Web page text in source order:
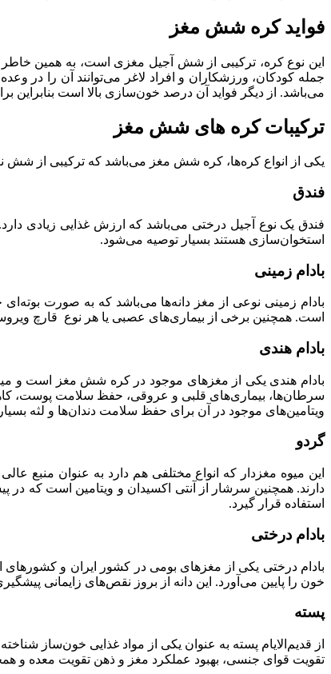
فواید کره شش مغز
این نوع کره، ترکیبی از شش آجیل مغزی است، به همین خاطر
جمله کودکان، ورزشکاران و افراد لاغر می‌توانند آن را در
می‌باشد. از دیگر فواید آن درصد خون‌سازی بالا است
ترکیبات کره های شش مغز
یکی از انواع کره‌ها، کره شش مغز می‌باشد که ترکیبی از
فندق
استخوان‌سازی هستند بسیار توصیه می‌شود.
بادام زمینی
بادام زمینی نوعی از مغز دانه‌ها می‌باشد که به صورت
است. همچنین برخی از بیماری‌های عصبی یا هر نوع قارچ
بادام هندی
بادام هندی یکی از مغزهای موجود در کره شش مغز است و
سرطان‌ها، بیماری‌های قلبی و عروقی، حفظ سلامت پوست،
ویتامین‌های موجود در آن برای حفظ سلامت دندان‌ها و لثه
گردو
دارند. همچنین سرشار از آنتی اکسیدان و ویتامین است که در
استفاده قرار گیرد.
بادام درختی
بادام درختی یکی از مغز‌های بومی در کشور ایران و
خون را پایین می‌آورد. این دانه از بروز نقص‌های زایمانی
پسته
از قدیم‌الایام پسته به عنوان یکی از مواد غذایی خون‌ساز
تقویت قوای جنسی، بهبود عملکرد مغز و ذهن تقویت معده و